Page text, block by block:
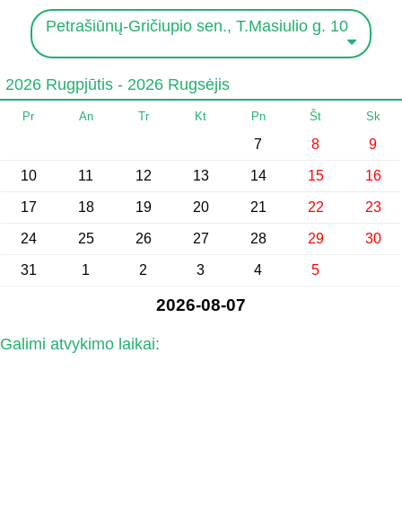
Petrašiūnų-Gričiupio sen., T.Masiulio g. 10
2026 Rugpjūtis - 2026 Rugsėjis
Pr An Tr Kt Pn Št Sk
7 8 9
10 11 12 13 14 15 16
17 18 19 20 21 22 23
24 25 26 27 28 29 30
31 1 2 3 4 5
2026-08-07
Galimi atvykimo laikai: